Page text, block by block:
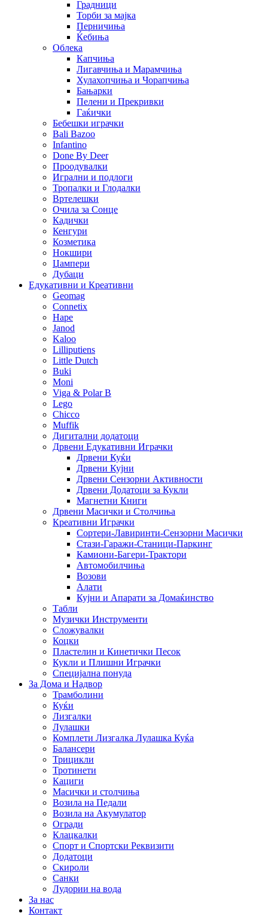
Градници
Торби за мајка
Перничиња
Ќебиња
Облека
Капчиња
Лигавчиња и Марамчиња
Хулахопчиња и Чорапчиња
Бањарки
Пелени и Прекривки
Гаќички
Бебешки играчки
Bali Bazoo
Infantino
Done By Deer
Проодувалки
Игрални и подлоги
Тропалки и Глодалки
Вртелешки
Очила за Сонце
Кадички
Кенгури
Козметика
Нокшири
Џампери
Дубаци
Едукативни и Креативни
Geomag
Connetix
Hape
Janod
Kaloo
Lilliputiens
Little Dutch
Buki
Moni
Viga & Polar B
Lego
Chicco
Muffik
Дигитални додатоци
Дрвени Едукативни Играчки
Дрвени Куќи
Дрвени Кујни
Дрвени Сензорни Активности
Дрвени Додатоци за Кукли
Магнетни Книги
Дрвени Масички и Столчиња
Креативни Играчки
Сортери-Лавиринти-Сензорни Масички
Стази-Гаражи-Станици-Паркинг
Камиони-Багери-Трактори
Автомобилчиња
Возови
Алати
Кујни и Апарати за Домаќинство
Табли
Музички Инструменти
Сложувалки
Коцки
Пластелин и Кинетички Песок
Кукли и Плишни Играчки
Специјална понуда
За Дома и Надвор
Трамболини
Куќи
Лизгалки
Лулашки
Комплети Лизгалка Лулашка Куќа
Балансери
Трицикли
Тротинети
Кациги
Mасички и столчиња
Возила на Педали
Возила на Акумулатор
Огради
Клацкалки
Спорт и Спортски Реквизити
Додатоци
Скироли
Санки
Лудории на вода
За нас
Контакт